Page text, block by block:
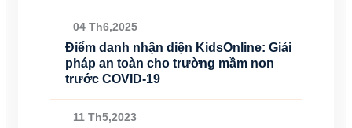
04 Th6,2025
Điểm danh nhận diện KidsOnline: Giải
pháp an toàn cho trường mầm non
trước COVID-19
11 Th5,2023